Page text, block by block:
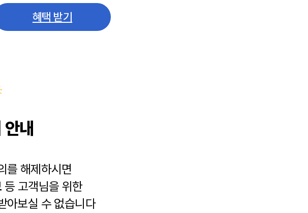
혜택 받기
내
를 해제하시면
등 고객님을 위한
아보실 수 없습니다